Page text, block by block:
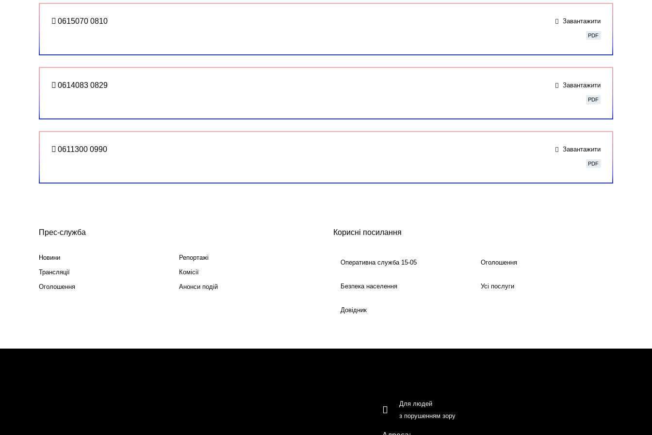
0615070 0810 Завантажити
PDF
0614083 0829 Завантажити
PDF
0611300 0990 Завантажити
PDF
Прес-служба
Новини
Репортажі
Трансляції
Комісії
Оголошення
Анонси подій
Корисні посилання
Оперативна служба 15-05 Оголошення
Безпека населення Усі послуги
Довідник
Для людей
з порушенням зору